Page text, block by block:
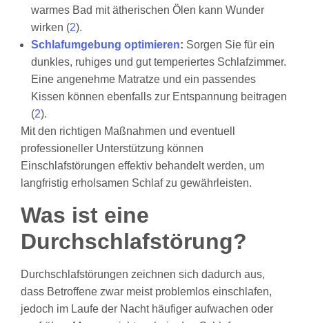
warmes Bad mit ätherischen Ölen kann Wunder
wirken (2).
Schlafumgebung optimieren: Sorgen Sie für ein
dunkles, ruhiges und gut temperiertes Schlafzimmer.
Eine angenehme Matratze und ein passendes
Kissen können ebenfalls zur Entspannung beitragen
(2).
Mit den richtigen Maßnahmen und eventuell
professioneller Unterstützung können
Einschlafstörungen effektiv behandelt werden, um
langfristig erholsamen Schlaf zu gewährleisten.
Was ist eine
Durchschlafstörung?
Durchschlafstörungen zeichnen sich dadurch aus,
dass Betroffene zwar meist problemlos einschlafen,
jedoch im Laufe der Nacht häufiger aufwachen oder